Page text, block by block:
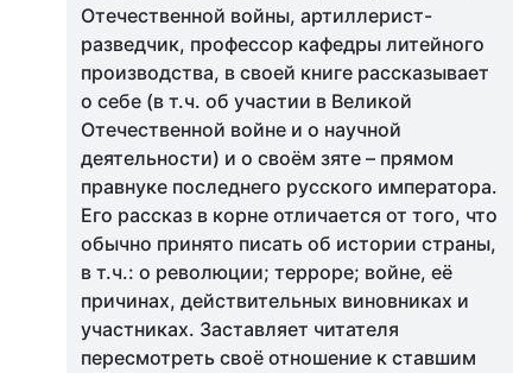
Отечественной войны, артиллерист-
разведчик, профессор кафедры литейного
производства, в своей книге рассказывает
о себе (в т.ч. об участии в Великой
Отечественной войне и о научной
деятельности) и о своём зяте – прямом
правнуке последнего русского императора.
Его рассказ в корне отличается от того, что
обычно принято писать об истории страны,
в т.ч.: о революции; терроре; войне, её
причинах, действительных виновниках и
участниках. Заставляет читателя
пересмотреть своё отношение к ставшим